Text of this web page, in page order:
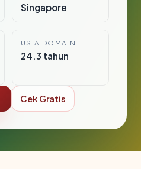
Singapore
USIA DOMAIN
24.3 tahun
Cek Gratis